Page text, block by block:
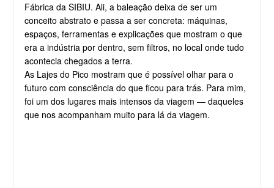
Fábrica da SIBIU. Ali, a baleação deixa de ser um
conceito abstrato e passa a ser concreta: máquinas,
espaços, ferramentas e explicações que mostram o que
era a indústria por dentro, sem filtros, no local onde tudo
acontecia chegados a terra.
As Lajes do Pico mostram que é possível olhar para o
futuro com consciência do que ficou para trás. Para mim,
foi um dos lugares mais intensos da viagem — daqueles
que nos acompanham muito para lá da viagem.